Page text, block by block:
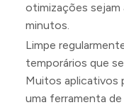
otimizações sejam
minutos.
Limpe
temporários que
Muitos aplicativos
uma ferramenta